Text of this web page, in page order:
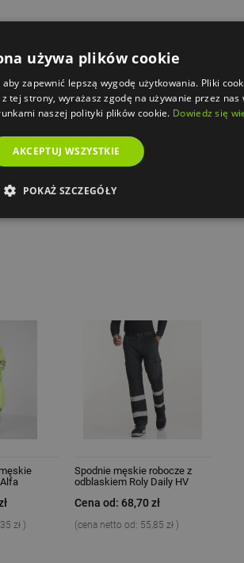
Męska
zł)
Spodnie męskie robocze z
odblaskiem Roly Daily HV
Cena od: 68,70 zł
(cena netto od: 55,85 zł)
używa plików cookie
zapewnić lepszą wygodę użytkowania. Pliki
tej strony, wyrażasz zgodę na używanie przez nas
naszej polityki plików cookie. Dowiedz się
AKCEPTUJ WSZYSTKIE
POKAŻ SZCZEGÓŁY